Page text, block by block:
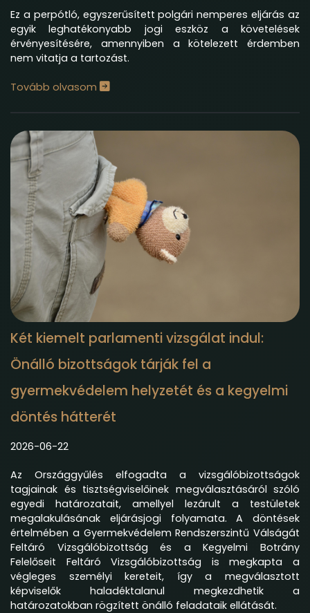
Ez a perpótló, egyszerűsített polgári nemperes eljárás az
egyik leghatékonyabb jogi eszköz a követelések
érvényesítésére, amennyiben a kötelezett érdemben
nem vitatja a tartozást.
Tovább olvasom
Két kiemelt parlamenti vizsgálat indul:
Önálló bizottságok tárják fel a
gyermekvédelem helyzetét és a kegyelmi
döntés hátterét
2026-06-22
Az Országgyűlés elfogadta a vizsgálóbizottságok
tagjainak és tisztségviselőinek megválasztásáról szóló
egyedi határozatait, amellyel lezárult a testületek
megalakulásának eljárásjogi folyamata. A döntések
értelmében a Gyermekvédelem Rendszerszintű Válságát
Feltáró Vizsgálóbizottság és a Kegyelmi Botrány
Felelőseit Feltáró Vizsgálóbizottság is megkapta a
végleges személyi kereteit, így a megválasztott
képviselők haladéktalanul megkezdhetik a
határozatokban rögzített önálló feladataik ellátását.